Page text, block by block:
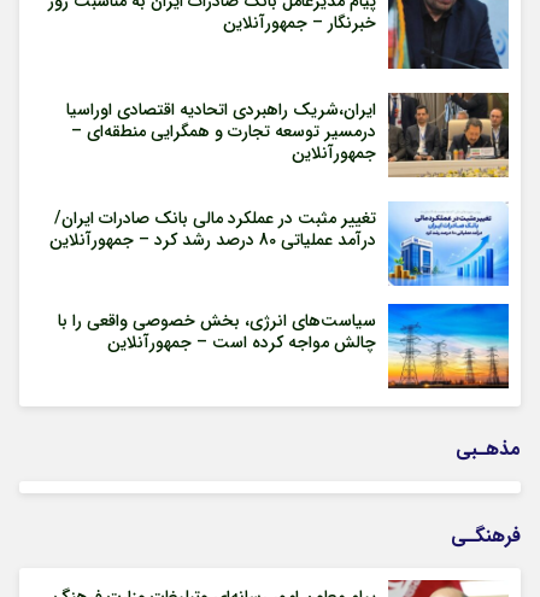
خبرنگار – جمهورآنلاین
ایران،شریک راهبردی اتحادیه اقتصادی اوراسیا
درمسیر توسعه تجارت و همگرایی منطقه‌ای –
جمهورآنلاین
تغییر مثبت در عملکرد مالی بانک صادرات ایران/
درآمد عملیاتی 80 درصد رشد کرد – جمهورآنلاین
سیاست‌های انرژی، بخش خصوصی واقعی را با
چالش مواجه کرده است – جمهورآنلاین
مذهـبی
فرهنگـی